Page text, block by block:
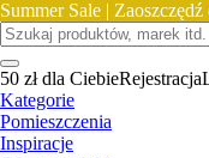
Summer Sale |
50 zł dla CiebieRejestracja
Kategorie
Pomieszczenia
Inspiracje